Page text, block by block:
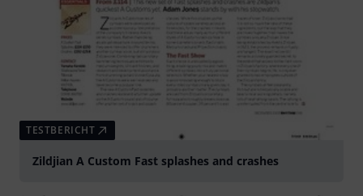
TESTBERICHT
Zildjian A Custom Fast splashes and crashes